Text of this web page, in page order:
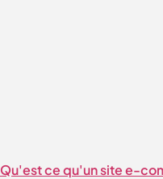
Qu'est ce qu'un site e-